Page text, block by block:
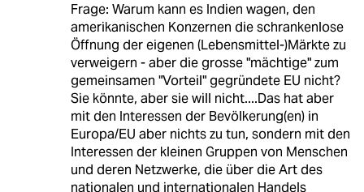
Frage: Warum kann es Indien wagen, den
amerikanischen Konzernen die schrankenlose
Öffnung der eigenen (Lebensmittel-)Märkte zu
verweigern - aber die grosse "mächtige" zum
gemeinsamen "Vorteil" gegründete EU nicht?
Sie könnte, aber sie will nicht....Das hat aber
mit den Interessen der Bevölkerung(en) in
Europa/EU aber nichts zu tun, sondern mit den
Interessen der kleinen Gruppen von Menschen
und deren Netzwerke, die über die Art des
nationalen und internationalen Handels